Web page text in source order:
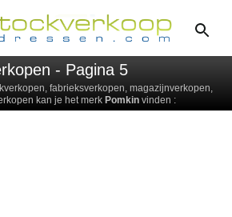
- Pagina 5
fabrieksverkopen, magazijnverkopen,
kan je het merk Pomkin vinden :